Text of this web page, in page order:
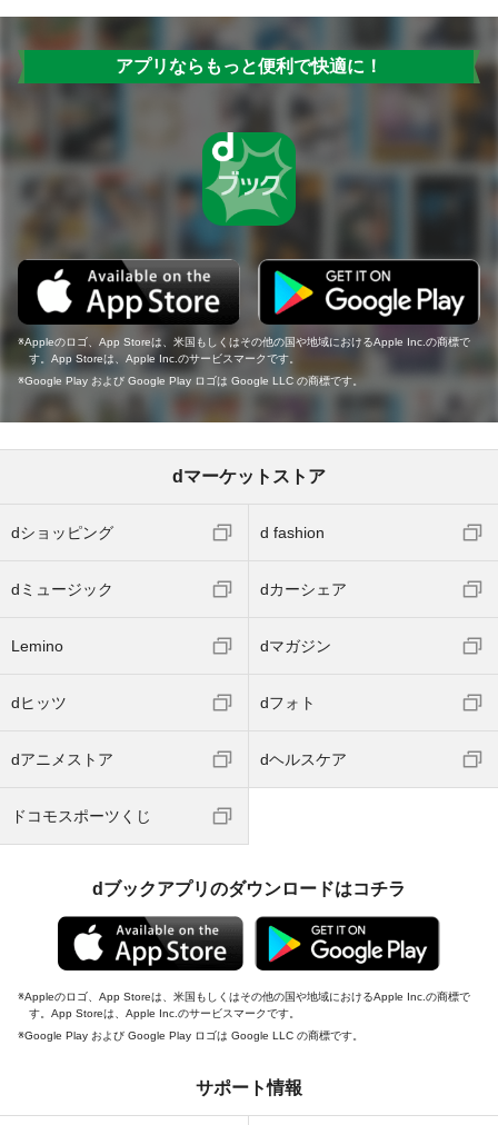
アプリならもっと便利で快適に！
Appleのロゴ、App Storeは、米国もしくはその他の国や地域におけるApple Inc.の商標で
す。App Storeは、Apple Inc.のサービスマークです。
Google Play および Google Play ロゴは Google LLC の商標です。
dマーケットストア
dショッピング d fashion
dミュージック dカーシェア
Lemino dマガジン
dヒッツ dフォト
dアニメストア dヘルスケア
ドコモスポーツくじ
dブックアプリのダウンロードはコチラ
Appleのロゴ、App Storeは、米国もしくはその他の国や地域におけるApple Inc.の商標で
す。App Storeは、Apple Inc.のサービスマークです。
Google Play および Google Play ロゴは Google LLC の商標です。
サポート情報